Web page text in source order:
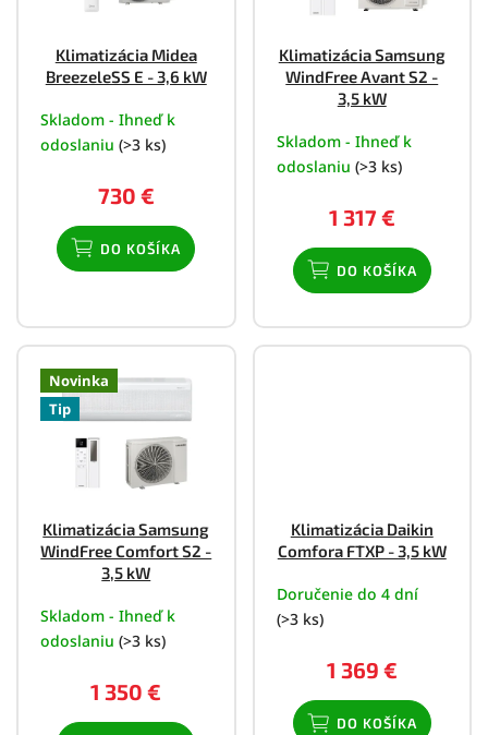
Klimatizácia Midea
BreezeleSS E - 3,6 kW
Skladom - Ihneď k
odoslaniu (>3 ks)
730 €
DO KOŠÍKA
Klimatizácia Samsung
WindFree Avant S2 -
3,5 kW
Skladom - Ihneď k
odoslaniu (>3 ks)
1 317 €
DO KOŠÍKA
Novinka
Tip
Klimatizácia Samsung
WindFree Comfort S2 -
3,5 kW
Skladom - Ihneď k
odoslaniu (>3 ks)
1 350 €
Klimatizácia Daikin
Comfora FTXP - 3,5 kW
Doručenie do 4 dní
(>3 ks)
1 369 €
DO KOŠÍKA